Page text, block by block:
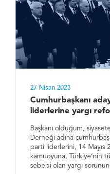
27 Nisan 2023
Cumhurbaşkanı
liderlerine yargı
Başkanı olduğum,
Derneği adına
parti liderlerini, 14 Mayıs
kamuoyuna, Türkiye’nin
sebebi olan yargı